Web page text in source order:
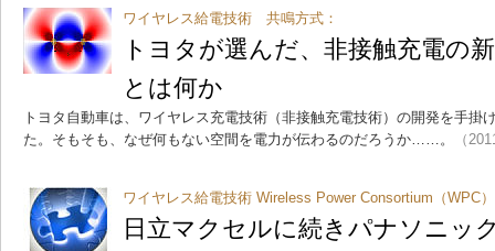
ワイヤレス給電技術 共鳴方式：
トヨタが選んだ、非接触充電の
とは何か
トヨタ自動車は、ワイヤレス充電技術（非接触充電技術）の開発を手掛
た。そもそも、なぜ何もない空間を電力が伝わるのだろうか……。
（
ワイヤレス給電技術 Wireless Power Consortium（WPC
日立マクセルに続きパナソニッ